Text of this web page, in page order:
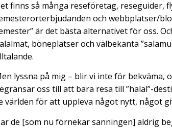
finns så många reseföretag, reseguider,
och webbplatser/
är det bästa alternativet för oss.
böneplatser och välbekanta
lyssna på mig – blir vi inte för bekväma,
oss till att bara resa till ”halal”-
världen för att uppleva något nytt, något
de [som nu förnekar sanningen] aldrig